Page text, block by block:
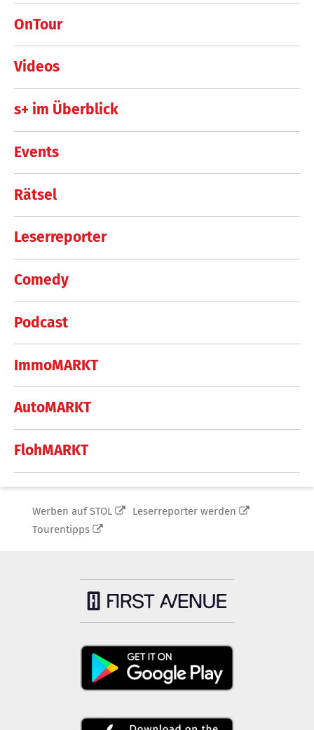
OnTour
Videos
s+ im Überblick
Events
Rätsel
Leserreporter
Comedy
Podcast
ImmoMARKT
AutoMARKT
FlohMARKT
Werben auf STOL
Leserreporter werden
Tourentipps